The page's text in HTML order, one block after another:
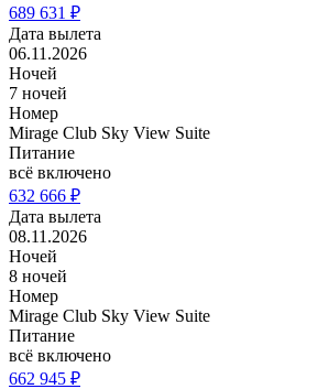
689 631 ₽
Дата вылета
06.11.2026
Ночей
7 ночей
Номер
Mirage Club Sky View Suite
Питание
всё включено
632 666 ₽
Дата вылета
08.11.2026
Ночей
8 ночей
Номер
Mirage Club Sky View Suite
Питание
всё включено
662 945 ₽